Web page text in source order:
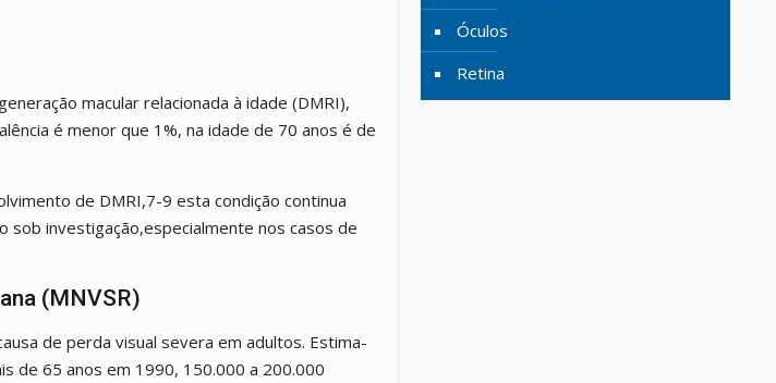
macular relacionada à idade (DMRI),
é menor que 1%, na idade de 70 anos é de
de DMRI,7-9 esta condição continua
sob investigação,especialmente nos casos de
(MNVSR)
de perda visual severa em adultos. Estima-
de 65 anos em 1990, 150.000 a 200.000
Óculos
Retina